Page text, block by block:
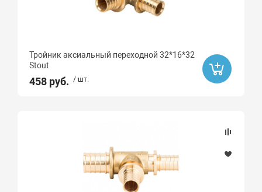
Тройник аксиальный переходной 32*16*32
Stout
458 руб. / шт.